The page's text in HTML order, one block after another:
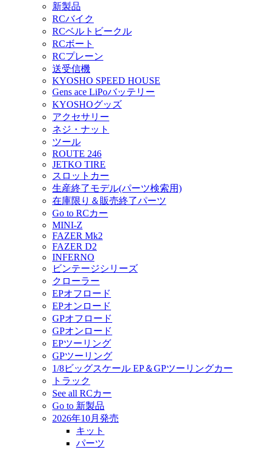
新製品
RCバイク
RCベルトビークル
RCボート
RCプレーン
送受信機
KYOSHO SPEED HOUSE
Gens ace LiPoバッテリー
KYOSHOグッズ
アクセサリー
ネジ・ナット
ツール
ROUTE 246
JETKO TIRE
スロットカー
生産終了モデル(パーツ検索用)
在庫限り＆販売終了パーツ
Go to RCカー
MINI-Z
FAZER Mk2
FAZER D2
INFERNO
ビンテージシリーズ
クローラー
EPオフロード
EPオンロード
GPオフロード
GPオンロード
EPツーリング
GPツーリング
1/8ビッグスケール EP＆GPツーリングカー
トラック
See all RCカー
Go to 新製品
2026年10月発売
キット
パーツ